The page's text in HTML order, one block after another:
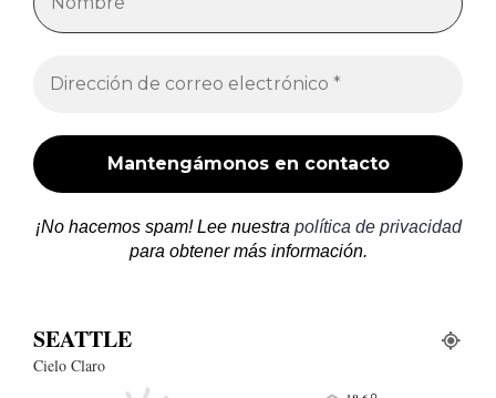
¡No hacemos spam! Lee nuestra política de privacidad
para obtener más información.
SEATTLE
Cielo Claro